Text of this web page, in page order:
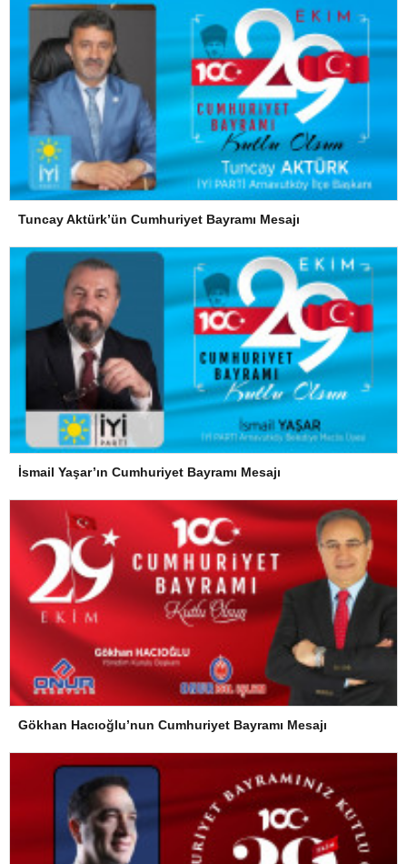
Tuncay Aktürk’ün Cumhuriyet Bayramı Mesajı
İsmail Yaşar’ın Cumhuriyet Bayramı Mesajı
Gökhan Hacıoğlu’nun Cumhuriyet Bayramı Mesajı